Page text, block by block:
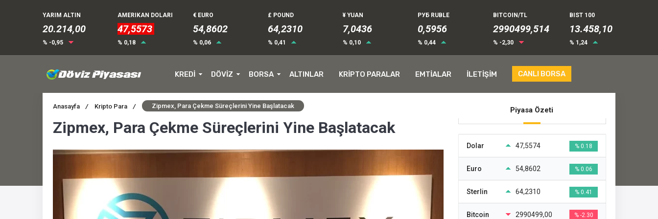
YARIM ALTIN
20.214,00
% -0,95
AMERIKAN DOLARI
47,5573
% 0,18
€ EURO
54,8602
% 0,06
£ POUND
64,2310
% 0,41
¥ YUAN
7,0436
% 0,10
РУБ RUBLE
0,5956
% 0,44
BITCOIN/TL
2990499,514
% -2,30
BIST 100
13.458,10
% 1,24
KREDİ DÖVİZ BORSA ALTINLAR KRİPTO PARALAR EMTİALAR İLETİŞİM CANLI BORSA
Anasayfa / Kripto Para / Zipmex, Para Çekme Süreçlerini Yine Başlatacak
Zipmex, Para Çekme Süreçlerini Yine Başlatacak
Piyasa Özeti
Dolar 47,5574 % 0.18
Euro 54,8602 % 0.06
Sterlin 64,2310 % 0.41
Bitcoin 2990499,00 % -2.30